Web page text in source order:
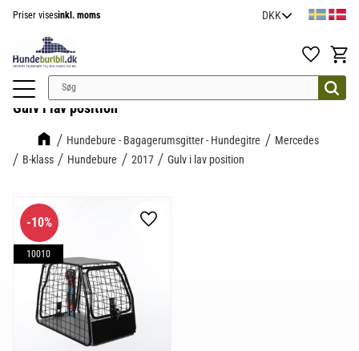
Priser visesinkl. moms
Favoritter
Gulv i lav position
Hundebure - Bagagerumsgitter - Hundegitre
Mercedes
B-klass
Hundebure 2017 Gulv i lav position
10%
10010
Gem som favorit